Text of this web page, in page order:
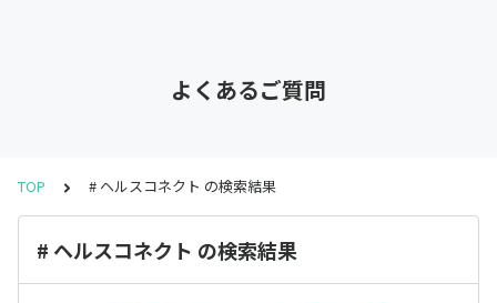
よくあるご質問
TOP # ヘルスコネクト の検索結果
# ヘルスコネクト の検索結果